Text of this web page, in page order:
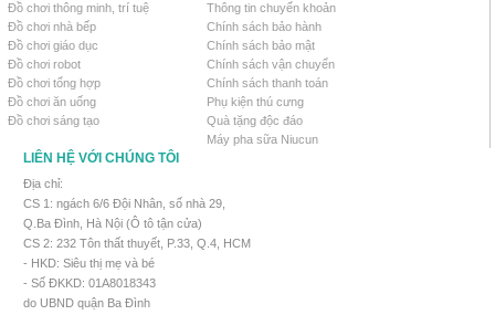
Đồ chơi thông minh, trí tuệ
Đồ chơi nhà bếp
Đồ chơi giáo dục
Đồ chơi robot
Đồ chơi tổng hợp
Đồ chơi ăn uống
Đồ chơi sáng tạo
Thông tin chuyển khoản
Chính sách bảo hành
Chính sách bảo mật
Chính sách vận chuyển
Chính sách thanh toán
Phụ kiện thú cưng
Quà tặng độc đáo
Máy pha sữa Niucun
LIÊN HỆ VỚI CHÚNG TÔI
Địa chỉ:
CS 1: ngách 6/6 Đội Nhân, số nhà 29,
Q.Ba Đình, Hà Nội (Ô tô tận cửa)
CS 2: 232 Tôn thất thuyết, P.33, Q.4, HCM
- HKD: Siêu thị mẹ và bé
- Số ĐKKD: 01A8018343
do UBND quận Ba Đình